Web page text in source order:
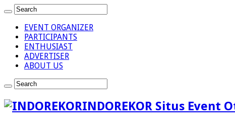
EVENT ORGANIZER
PARTICIPANTS
ENTHUSIAST
ADVERTISER
ABOUT US
INDOREKOR Situs Event